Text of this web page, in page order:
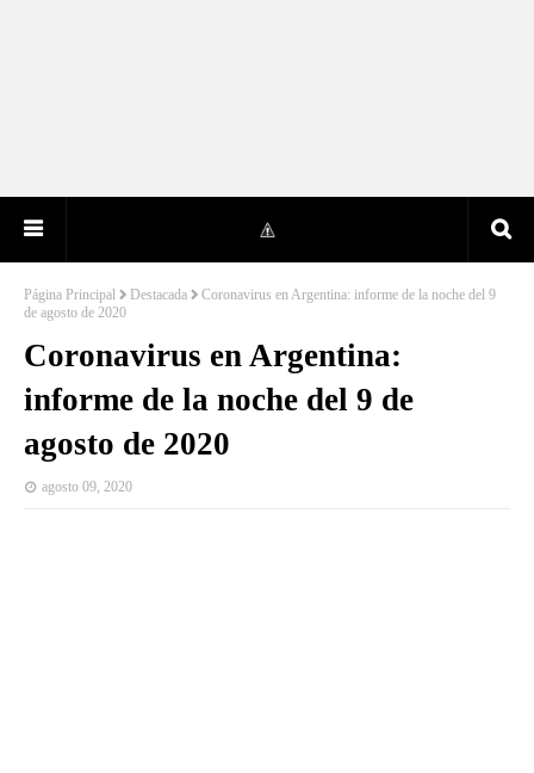
Página Principal Destacada
Coronavirus en Argentina: informe de la noche del 9
de agosto de 2020
Coronavirus en Argentina:
informe de la noche del 9 de
agosto de 2020
agosto 09, 2020